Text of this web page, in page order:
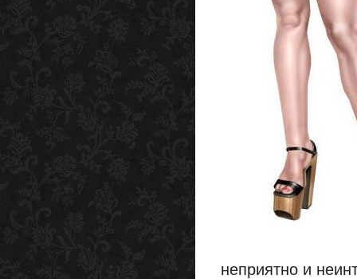
неприятно и